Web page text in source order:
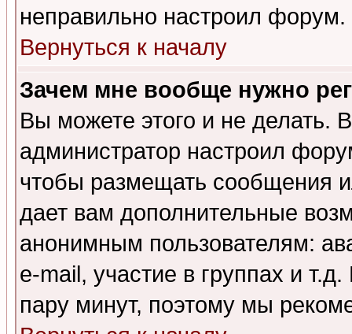
неправильно настроил форум.
Вернуться к началу
Зачем мне вообще нужно
Вы можете этого и не делать.
администратор настроил
чтобы размещать сообщения
дает вам дополнительные
анонимным пользователям:
e-mail, участие в группах и
пару минут, поэтому мы